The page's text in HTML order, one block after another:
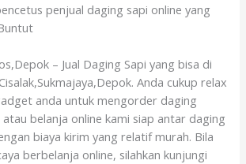
penjual daging sapi online yang
– Jual Daging Sapi yang bisa di
Anda cukup relax
anda untuk mengorder daging
belanja online kami siap antar daging
biaya kirim yang relatif murah. Bila
berbelanja online, silahkan kunjungi